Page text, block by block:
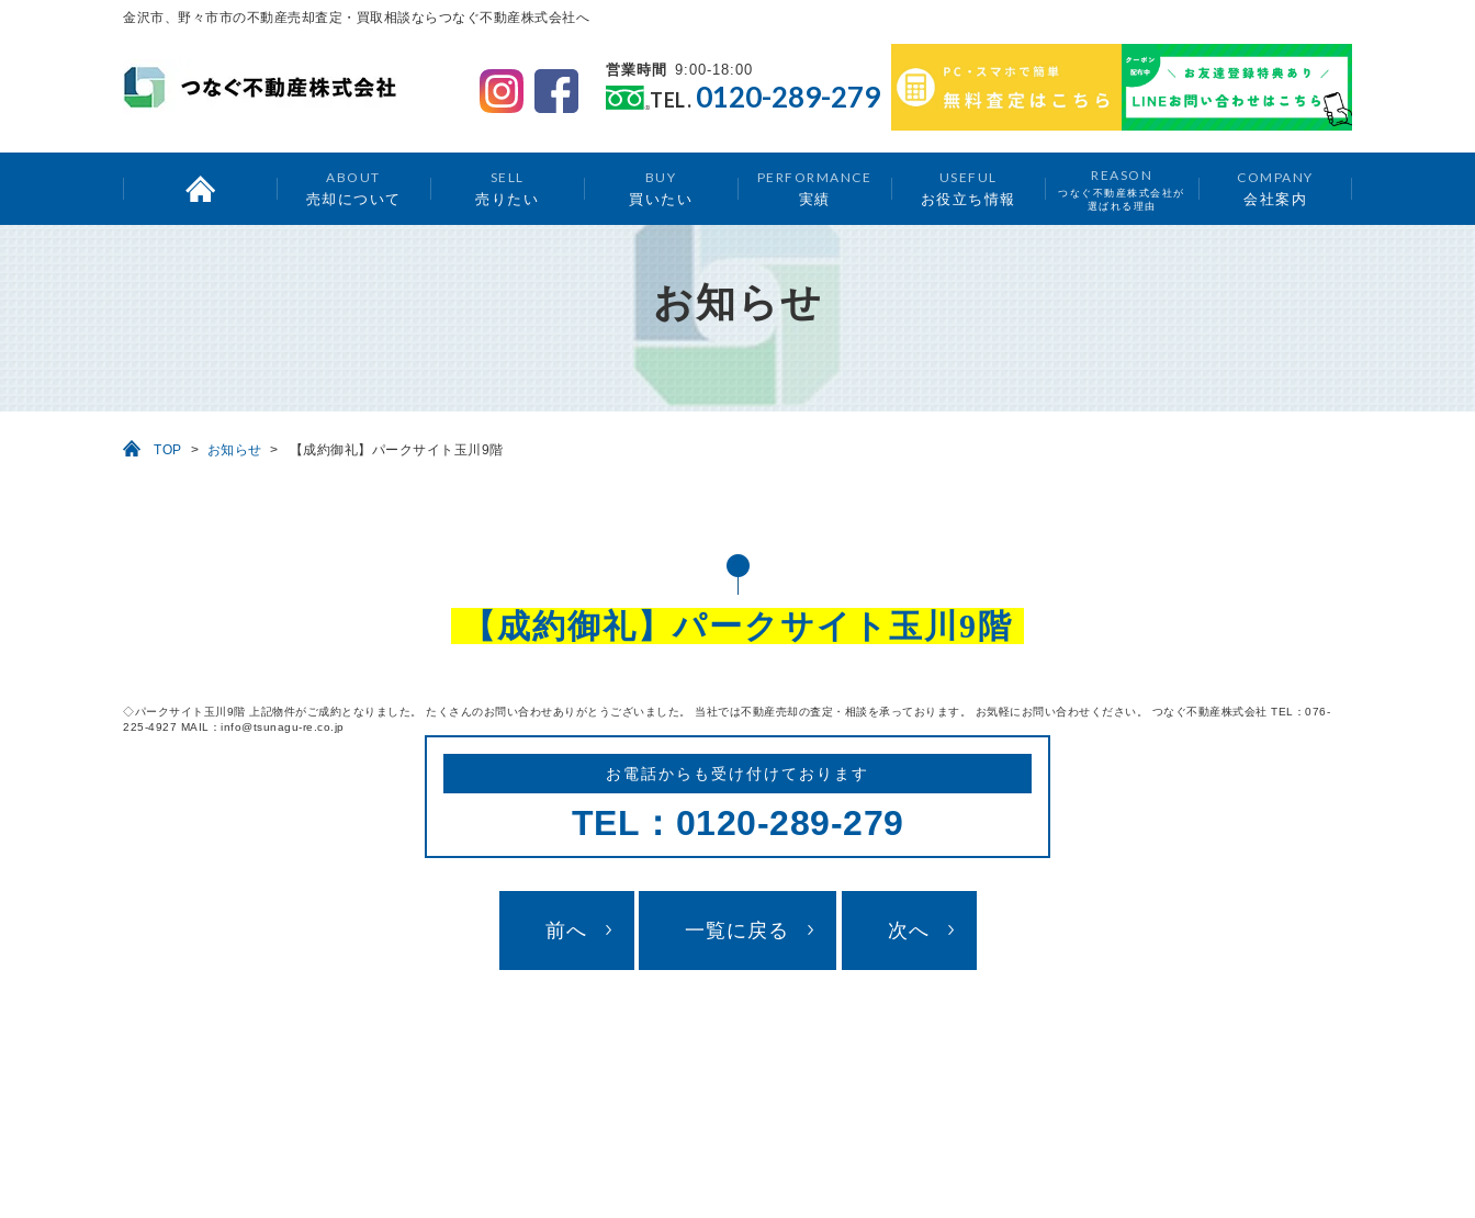
金沢市、野々市市の不動産売却査定・買取相談ならつなぐ不動産株式会社へ
営業時間 9:00-18:00
TEL. 0120-289-279
ABOUT
売却について
SELL
売りたい
BUY
買いたい
PERFORMANCE
実績
USEFUL
お役立ち情報
REASON
つなぐ不動産株式会社が
選ばれる理由
COMPANY
会社案内
お知らせ
TOP > お知らせ > 【成約御礼】パークサイト玉川9階
【成約御礼】パークサイト玉川9階
◇パークサイト玉川9階 上記物件がご成約となりました。 たくさんのお問い合わせありがとうございました。 当社では不動産売却の査定・相談を承っております。 お気軽にお問い合わせください。 つなぐ不動産株式会社 TEL：076-
225-4927 MAIL：info@tsunagu-re.co.jp
お電話からも受け付けております
TEL：0120-289-279
前へ 一覧に戻る 次へ